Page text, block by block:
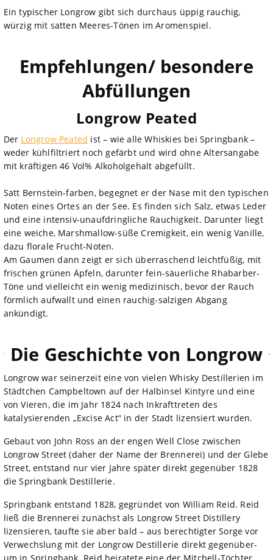
Ein typischer Longrow gibt sich durchaus üppig rauchig,
würzig mit satten Meeres-Tönen im Aromenspiel.
Empfehlungen/ besondere
Abfüllungen
Longrow Peated
Der Longrow Peated ist – wie alle Whiskies bei Springbank –
weder kühlfiltriert noch gefärbt und wird ohne Altersangabe
mit kräftigen 46 Vol% Alkoholgehalt abgefüllt.
Satt Bernstein-farben, begegnet er der Nase mit den typischen
Noten eines Ortes an der See. Es finden sich Salz, etwas Leder
und eine intensiv-unaufdringliche Rauchigkeit. Darunter liegt
eine weiche, Marshmallow-süße Cremigkeit, ein wenig Vanille,
dazu florale Frucht-Noten.
Am Gaumen dann zeigt er sich überraschend leichtfüßig, mit
frischen grünen Äpfeln, darunter fein-säuerliche Rhabarber-
Töne und vielleicht ein wenig medizinisch, bevor der Rauch
förmlich aufwallt und einen rauchig-salzigen Abgang
ankündigt.
Die Geschichte von Longrow
Longrow war seinerzeit eine von vielen Whisky Destillerien im
Städtchen Campbeltown auf der Halbinsel Kintyre und eine
von Vieren, die im Jahr 1824 nach Inkrafttreten des
katalysierenden „Excise Act“ in der Stadt lizensiert wurden.
Gebaut von John Ross an der engen Well Close zwischen
Longrow Street (daher der Name der Brennerei) und der Glebe
Street, entstand nur vier Jahre später direkt gegenüber 1828
die Springbank Destillerie.
Springbank entstand 1828, gegründet von William Reid. Reid
ließ die Brennerei zunächst als Longrow Street Distillery
lizensieren, taufte sie aber bald – aus berechtigter Sorge vor
Verwechslung mit der Longrow Destillerie direkt gegenüber-
um in Springbank. Reid heiratete eine der Mitchell-Töchter